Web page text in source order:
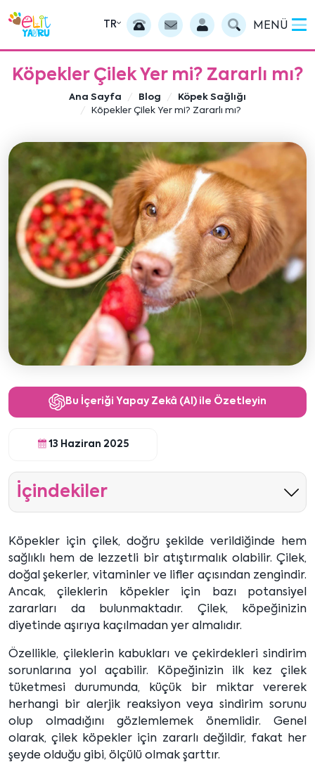
TR MENÜ
Köpekler Çilek Yer mi? Zararlı mı?
Ana Sayfa Blog
Köpek Sağlığı
Köpekler Çilek Yer mi? Zararlı mı?
Bu İçeriği Yapay Zekâ (AI) ile Özetleyin
13 Haziran 2025
İçindekiler
Köpekler için çilek, doğru şekilde verildiğinde hem
sağlıklı hem de lezzetli bir atıştırmalık olabilir. Çilek,
doğal şekerler, vitaminler ve lifler açısından zengindir.
Ancak, çileklerin köpekler için bazı potansiyel
zararları da bulunmaktadır. Çilek, köpeğinizin
diyetinde aşırıya kaçılmadan yer almalıdır.
Özellikle, çileklerin kabukları ve çekirdekleri sindirim
sorunlarına yol açabilir. Köpeğinizin ilk kez çilek
tüketmesi durumunda, küçük bir miktar vererek
herhangi bir alerjik reaksiyon veya sindirim sorunu
olup olmadığını gözlemlemek önemlidir. Genel
olarak, çilek köpekler için zararlı değildir, fakat her
şeyde olduğu gibi, ölçülü olmak şarttır.